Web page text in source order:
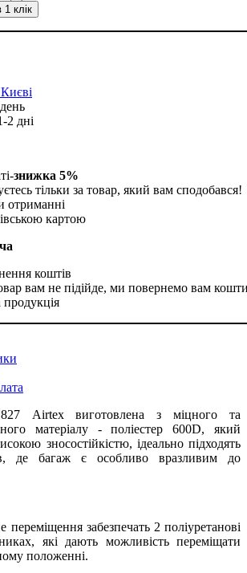
2 дні
знижка 5%
тільки за товар, який вам сподобався!
отриманні
картою
коштів
вам не підійде, ми повернемо вам
1 клік
Airtex виготовлена ​​з міцного та
матеріалу - поліестер 600D, який
зносостійкістю, ідеально підходять
де багаж є особливо вразливим до
забезпечать 2 поліуретанові
які дають можливість переміщати
положенні.